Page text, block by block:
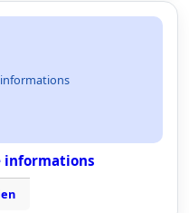
informations